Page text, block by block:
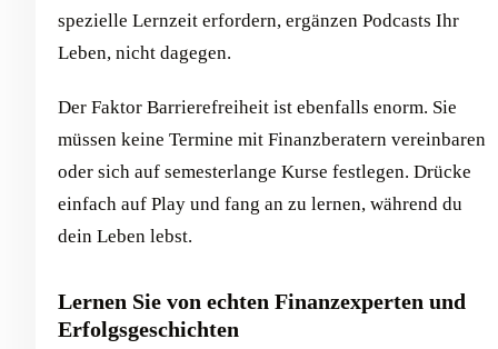
spezielle Lernzeit erfordern, ergänzen Podcasts Ihr
Leben, nicht dagegen.
Der Faktor Barrierefreiheit ist ebenfalls enorm. Sie
müssen keine Termine mit Finanzberatern vereinbaren
oder sich auf semesterlange Kurse festlegen. Drücke
einfach auf Play und fang an zu lernen, während du
dein Leben lebst.
Lernen Sie von echten Finanzexperten und
Erfolgsgeschichten